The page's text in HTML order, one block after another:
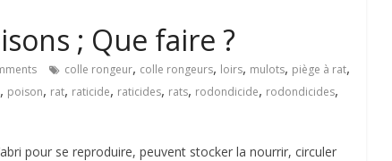
; Que faire ?
colle rongeur, colle rongeurs, loirs, mulots, piège à rat,
, poison, rat, raticide, raticides, rats, rodondicide, rodondicides,
pour se reproduire, peuvent stocker la nourrir, circuler